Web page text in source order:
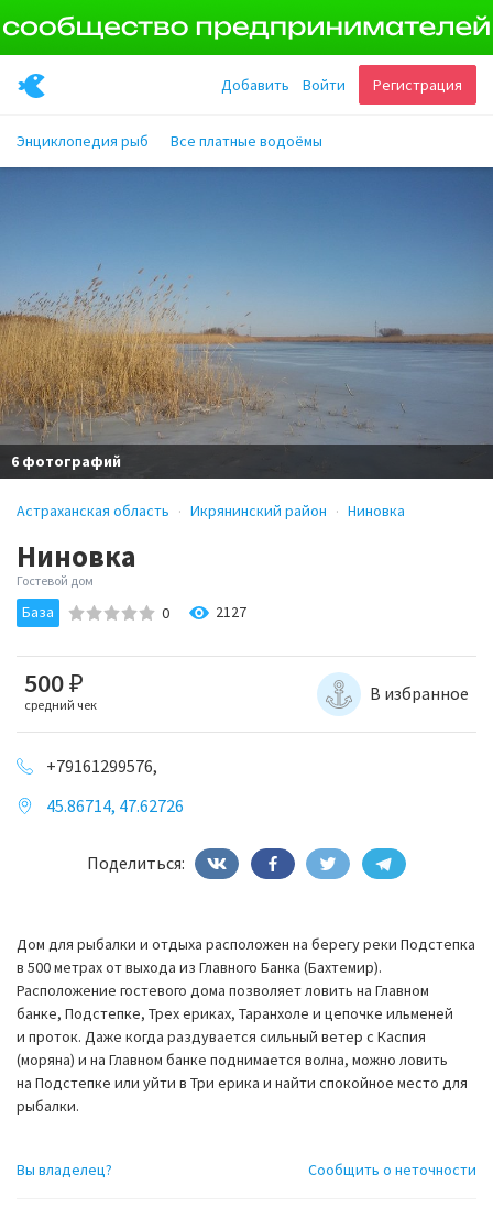
Регистрация
Войти
Добавить
Энциклопедия рыб Все платные водоёмы
6 фотографий
Астраханская область Икрянинский район Ниновка
Ниновка
Гостевой дом
База 0 2127
500₽
средний чек
В избранное
+79161299576,
45.86714, 47.62726
Поделиться:
Дом для рыбалки и отдыха расположен на берегу реки Подстепка
в 500 метрах от выхода из Главного Банка (Бахтемир).
Расположение гостевого дома позволяет ловить на Главном
банке, Подстепке, Трех ериках, Таранхоле и цепочке ильменей
и проток. Даже когда раздувается сильный ветер с Каспия
(моряна) и на Главном банке поднимается волна, можно ловить
на Подстепке или уйти в Три ерика и найти спокойное место для
рыбалки.
Вы владелец? Сообщить о неточности